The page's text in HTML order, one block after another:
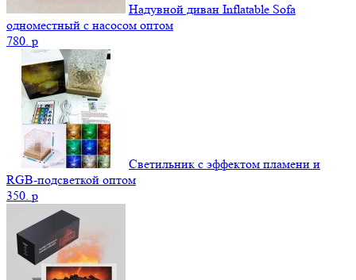
Надувной диван Inflatable Sofa
одноместный с насосом оптом
780. p
Светильник с эффектом пламени и
RGB-подсветкой оптом
350. p